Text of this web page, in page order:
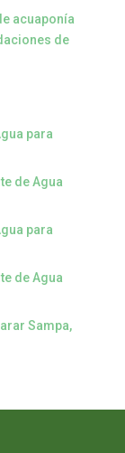
acuaponía
de
para
de Agua
para
de Agua
Sampa,